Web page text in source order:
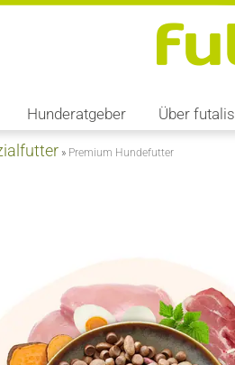
Hunderatgeber Über futalis
» Premium Hundefutter